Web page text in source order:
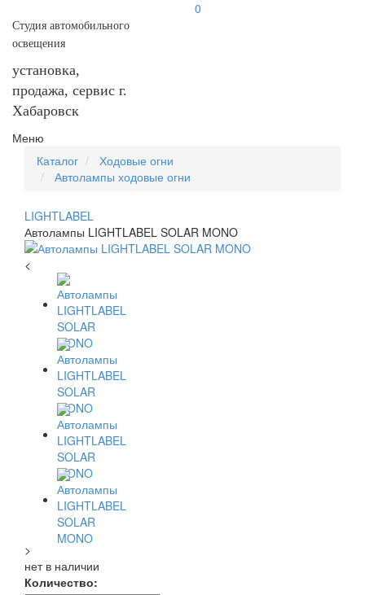
Студия автомобильного
освещения
установка,
продажа, сервис г.
Хабаровск
0
Меню
Каталог
Ходовые огни
Автолампы ходовые огни
LIGHTLABEL
Автолампы LIGHTLABEL SOLAR MONO
<
>
нет в наличии
Количество: